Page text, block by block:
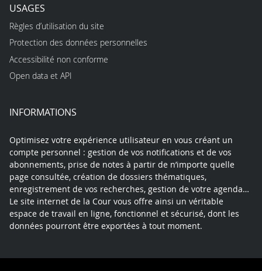
USAGES
Règles d’utilisation du site
Protection des données personnelles
Accessibilité non conforme
Open data et API
INFORMATIONS
Optimisez votre expérience utilisateur en vous créant un
compte personnel : gestion de vos notifications et de vos
abonnements, prise de notes à partir de n’importe quelle
page consultée, création de dossiers thématiques,
enregistrement de vos recherches, gestion de votre agenda…
Le site internet de la Cour vous offre ainsi un véritable
espace de travail en ligne, fonctionnel et sécurisé, dont les
données pourront être exportées à tout moment.